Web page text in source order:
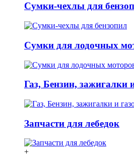
Сумки-чехлы для
Сумки для лодочных
Газ, Бензин, зажигалки
Запчасти для лебедок
+